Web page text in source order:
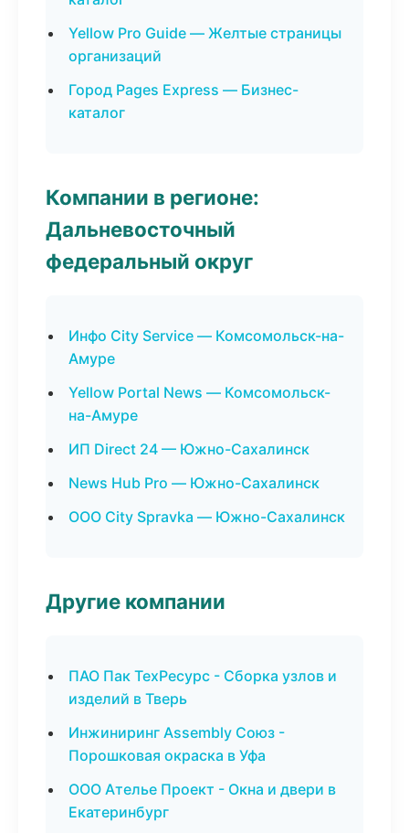
Yellow Pro Guide — Желтые страницы
организаций
Город Pages Express — Бизнес-
каталог
Компании в регионе:
Дальневосточный
федеральный округ
Инфо City Service — Комсомольск-на-
Амуре
Yellow Portal News — Комсомольск-
на-Амуре
ИП Direct 24 — Южно-Сахалинск
News Hub Pro — Южно-Сахалинск
ООО City Spravka — Южно-Сахалинск
Другие компании
ПАО Пак ТехРесурс - Сборка узлов и
изделий в Тверь
Инжиниринг Assembly Союз -
Порошковая окраска в Уфа
ООО Ателье Проект - Окна и двери в
Екатеринбург